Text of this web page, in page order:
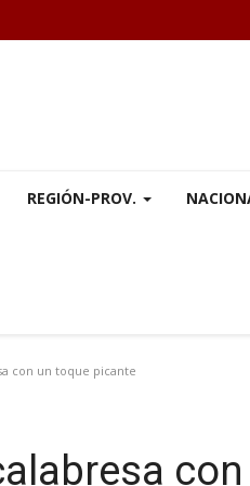
REGIÓN-PROV.
con un toque picante